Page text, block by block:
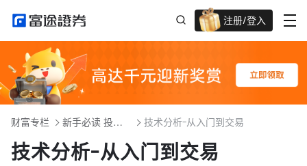
注册/登入
迎新重磅礼 股票/BTC等任你选!
财富专栏 新手必读 投资入门101 技术分析-从入门到交易
技术分析-从入门到交易